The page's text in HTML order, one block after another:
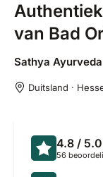
van Bad
Sathya
Duitsland ·
4.8 / 5.0
56